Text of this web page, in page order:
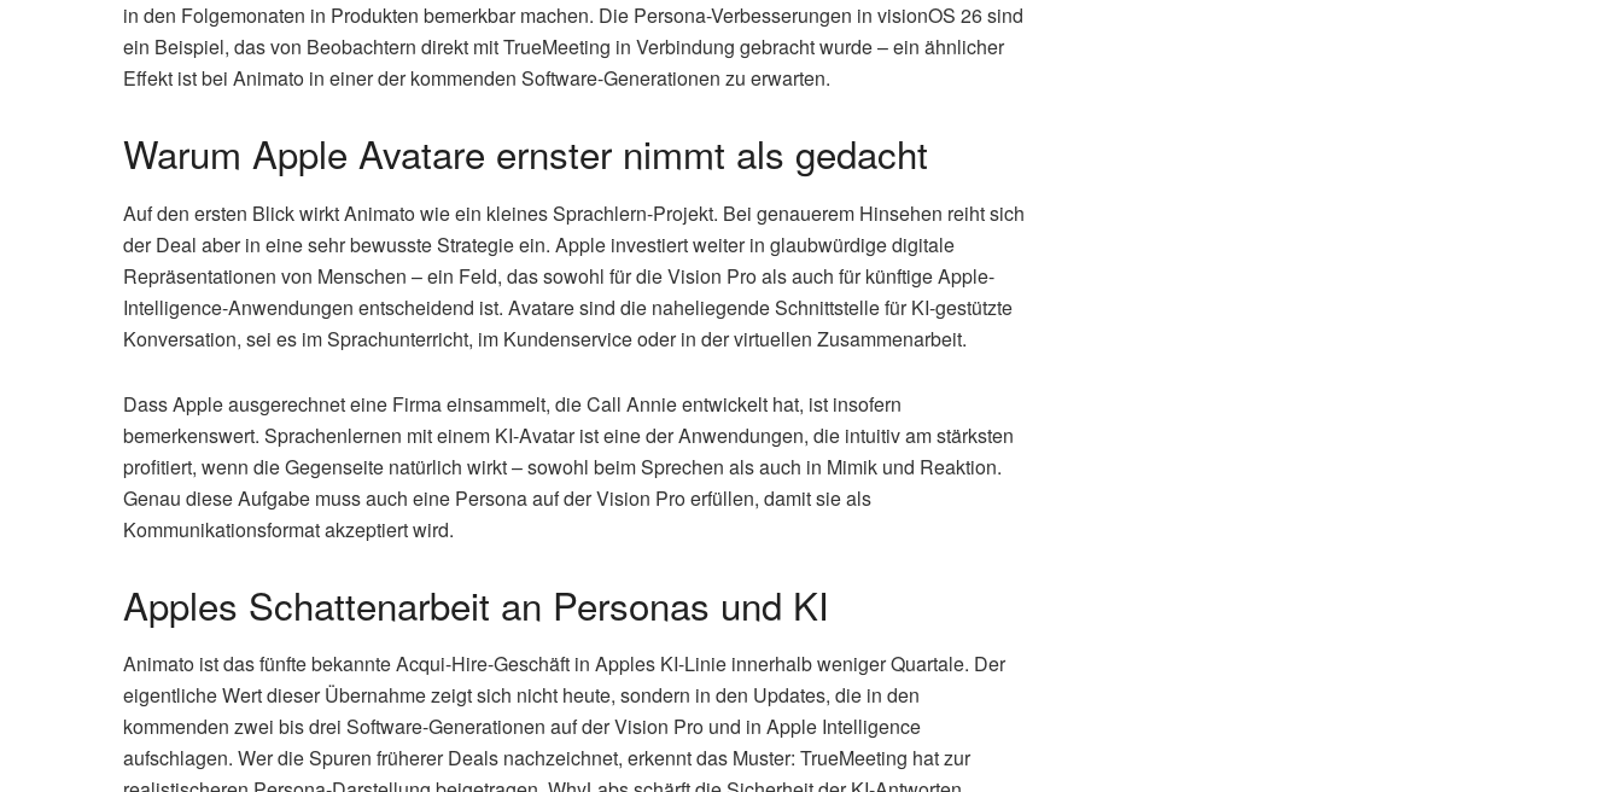
in den Folgemonaten in Produkten bemerkbar machen. Die Persona-Verbesserungen in visionOS 26 sind
ein Beispiel, das von Beobachtern direkt mit TrueMeeting in Verbindung gebracht wurde – ein ähnlicher
Effekt ist bei Animato in einer der kommenden Software-Generationen zu erwarten.
Warum Apple Avatare ernster nimmt als gedacht
Auf den ersten Blick wirkt Animato wie ein kleines Sprachlern-Projekt. Bei genauerem Hinsehen reiht sich
der Deal aber in eine sehr bewusste Strategie ein. Apple investiert weiter in glaubwürdige digitale
Repräsentationen von Menschen – ein Feld, das sowohl für die Vision Pro als auch für künftige Apple-
Intelligence-Anwendungen entscheidend ist. Avatare sind die naheliegende Schnittstelle für KI-gestützte
Konversation, sei es im Sprachunterricht, im Kundenservice oder in der virtuellen Zusammenarbeit.
Dass Apple ausgerechnet eine Firma einsammelt, die Call Annie entwickelt hat, ist insofern
bemerkenswert. Sprachenlernen mit einem KI-Avatar ist eine der Anwendungen, die intuitiv am stärksten
profitiert, wenn die Gegenseite natürlich wirkt – sowohl beim Sprechen als auch in Mimik und Reaktion.
Genau diese Aufgabe muss auch eine Persona auf der Vision Pro erfüllen, damit sie als
Kommunikationsformat akzeptiert wird.
Apples Schattenarbeit an Personas und KI
Animato ist das fünfte bekannte Acqui-Hire-Geschäft in Apples KI-Linie innerhalb weniger Quartale. Der
eigentliche Wert dieser Übernahme zeigt sich nicht heute, sondern in den Updates, die in den
kommenden zwei bis drei Software-Generationen auf der Vision Pro und in Apple Intelligence
aufschlagen. Wer die Spuren früherer Deals nachzeichnet, erkennt das Muster: TrueMeeting hat zur